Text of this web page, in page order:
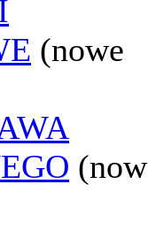
(nowe